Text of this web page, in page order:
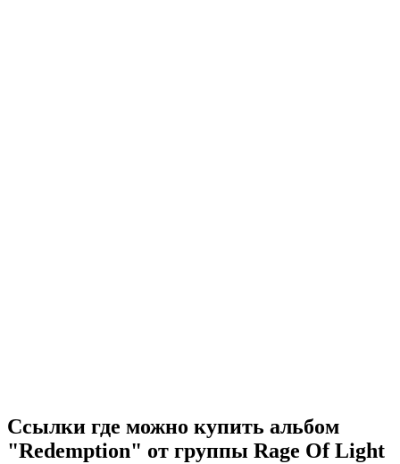
Ссылки где можно купить альбом
"Redemption" от группы Rage Of Light